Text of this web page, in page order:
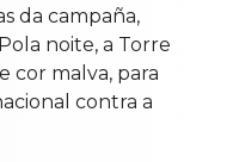
da campaña,
noite, a Torre
cor malva, para
contra a